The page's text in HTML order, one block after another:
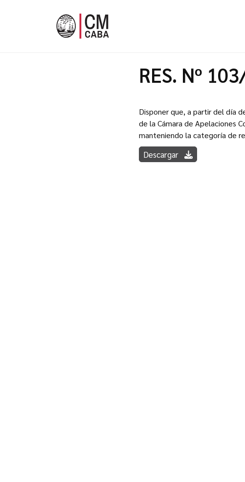
RES. Nº
Disponer que, a partir del día
de la Cámara de Apelaciones
manteniendo la categoría de
Descargar